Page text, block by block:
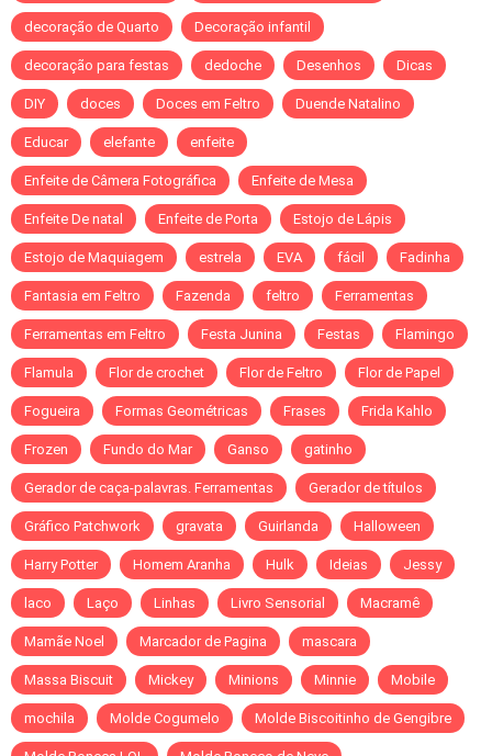
decoração de Quarto Decoração infantil
decoração para festas dedoche Desenhos Dicas
DIY doces Doces em Feltro Duende Natalino
Educar elefante enfeite
Enfeite de Câmera Fotográfica Enfeite de Mesa
Enfeite De natal Enfeite de Porta Estojo de Lápis
Estojo de Maquiagem estrela EVA fácil Fadinha
Fantasia em Feltro Fazenda feltro Ferramentas
Ferramentas em Feltro Festa Junina Festas Flamingo
Flamula Flor de crochet Flor de Feltro Flor de Papel
Fogueira Formas Geométricas Frases Frida Kahlo
Frozen Fundo do Mar Ganso gatinho
Gerador de caça-palavras. Ferramentas Gerador de títulos
Gráfico Patchwork gravata Guirlanda Halloween
Harry Potter Homem Aranha Hulk Ideias Jessy
laco Laço Linhas Livro Sensorial Macramê
Mamãe Noel Marcador de Pagina mascara
Massa Biscuit Mickey Minions Minnie Mobile
mochila Molde Cogumelo Molde Biscoitinho de Gengibre